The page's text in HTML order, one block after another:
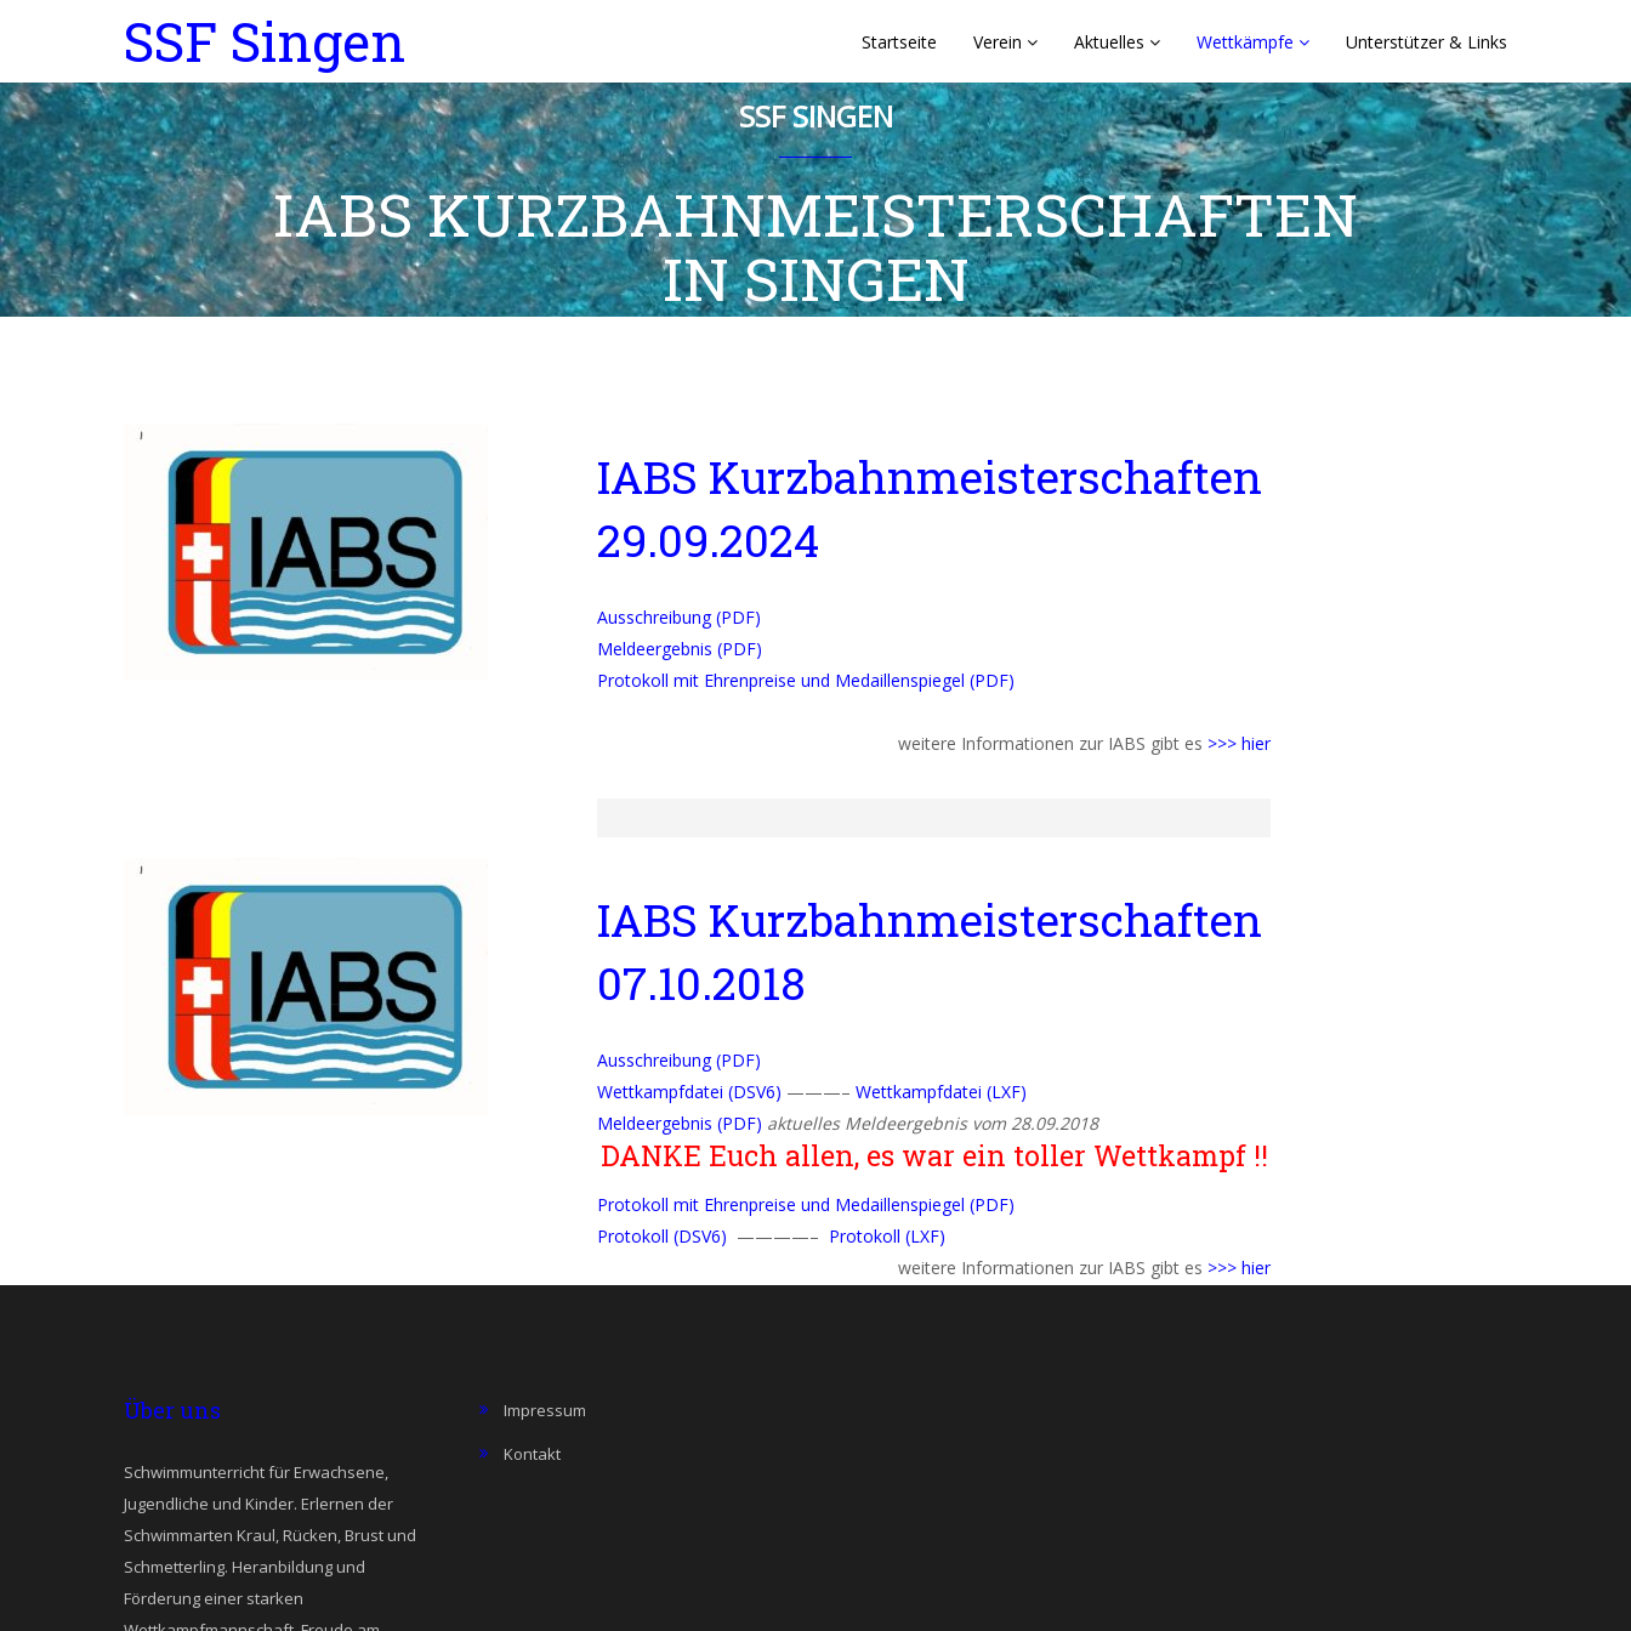
SSF Singen Startseite Verein Aktuelles Wettkämpfe Unterstützer & Links
SSF SINGEN
IABS KURZBAHNMEISTERSCHAFTEN
IN SINGEN
IABS Kurzbahnmeisterschaften
29.09.2024
Ausschreibung (PDF)
Meldeergebnis (PDF)
Protokoll mit Ehrenpreise und Medaillenspiegel (PDF)
weitere Informationen zur IABS gibt es >>> hier
IABS Kurzbahnmeisterschaften
07.10.2018
Ausschreibung (PDF)
Wettkampfdatei (DSV6) ———– Wettkampfdatei (LXF)
Meldeergebnis (PDF) aktuelles Meldeergebnis vom 28.09.2018
DANKE Euch allen, es war ein toller Wettkampf !!
Protokoll mit Ehrenpreise und Medaillenspiegel (PDF)
Protokoll (DSV6) ————– Protokoll (LXF)
weitere Informationen zur IABS gibt es >>> hier
Über uns
Schwimmunterricht für Erwachsene,
Jugendliche und Kinder. Erlernen der
Schwimmarten Kraul, Rücken, Brust und
Schmetterling. Heranbildung und
Förderung einer starken
Impressum
Kontakt